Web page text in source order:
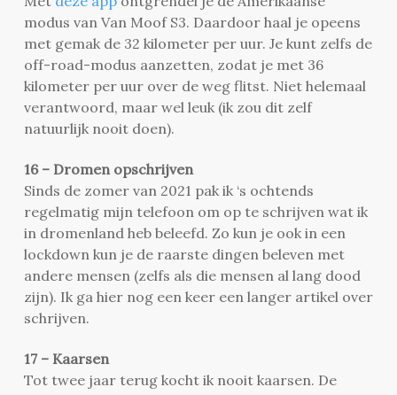
modus van Van Moof S3. Daardoor haal je opeens
met gemak de 32 kilometer per uur. Je kunt zelfs de
off-road-modus aanzetten, zodat je met 36
kilometer per uur over de weg flitst. Niet helemaal
verantwoord, maar wel leuk (ik zou dit zelf
natuurlijk nooit doen).
16 – Dromen opschrijven
Sinds de zomer van 2021 pak ik ‘s ochtends
regelmatig mijn telefoon om op te schrijven wat ik
in dromenland heb beleefd. Zo kun je ook in een
lockdown kun je de raarste dingen beleven met
andere mensen (zelfs als die mensen al lang dood
zijn). Ik ga hier nog een keer een langer artikel over
schrijven.
17 – Kaarsen
Tot twee jaar terug kocht ik nooit kaarsen. De